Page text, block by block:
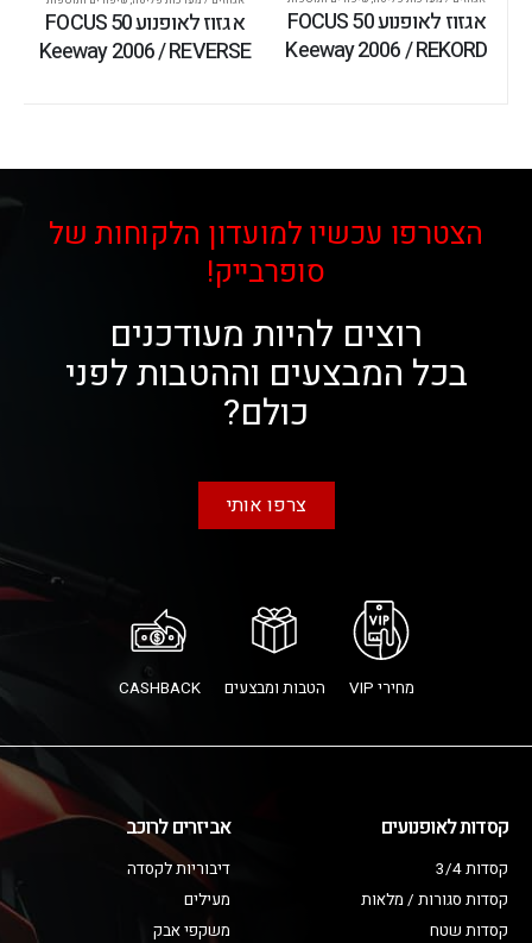
אגזוז לאופנוע FOCUS 50
Keeway 2006 / REKORD
אגזוז לאופנוע FOCUS 50
Keeway 2006 / REVERSE
הצטרפו עכשיו למועדון הלקוחות של
סופרבייק!
רוצים להיות מעודכנים
בכל המבצעים וההטבות לפני
כולם?
צרפו אותי
מחירי VIP הטבות ומבצעים CASHBACK
קסדות לאופנועים
קסדות 3/4
קסדות סגורות / מלאות
קסדות שטח
אביזרים לרוכב
דיבוריות לקסדה
מעילים
משקפי אבק